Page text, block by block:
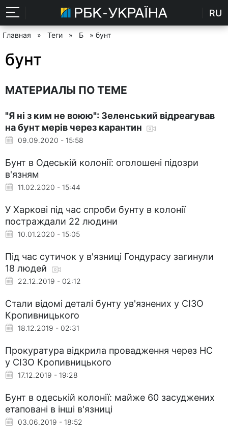
RU
Главная » Теги » Б » бунт
бунт
МАТЕРИАЛЫ ПО ТЕМЕ
"Я ні з ким не воюю": Зеленський відреагував
на бунт мерів через карантин
09.09.2020 - 15:58
Бунт в Одеській колонії: оголошені підозри
в'язням
11.02.2020 - 15:44
У Харкові під час спроби бунту в колонії
постраждали 22 людини
10.01.2020 - 15:05
Під час сутичок у в'язниці Гондурасу загинули
18 людей
22.12.2019 - 02:12
Стали відомі деталі бунту ув'язнених у СІЗО
Кропивницького
18.12.2019 - 02:31
Прокуратура відкрила провадження через НС
у СІЗО Кропивницького
17.12.2019 - 19:28
Бунт в одеській колонії: майже 60 засуджених
етаповані в інші в'язниці
03.06.2019 - 18:52